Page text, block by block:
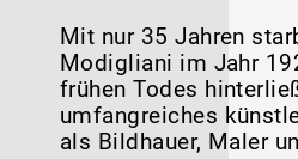
Mit nur 35 Jahren
Modigliani im Jahr
frühen Todes
umfangreiches
als Bildhauer, Maler